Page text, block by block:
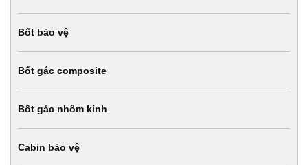
Bốt bảo vệ
Bốt gác composite
Bốt gác nhôm kính
Cabin bảo vệ